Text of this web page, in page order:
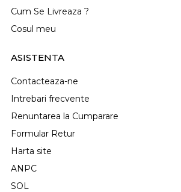
Cum Se Livreaza ?
Cosul meu
ASISTENTA
Contacteaza-ne
Intrebari frecvente
Renuntarea la Cumparare
Formular Retur
Harta site
ANPC
SOL